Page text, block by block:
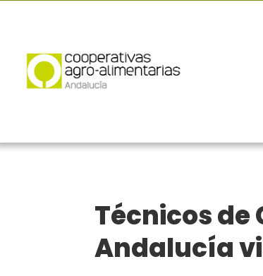
Técnicos
Andalucía